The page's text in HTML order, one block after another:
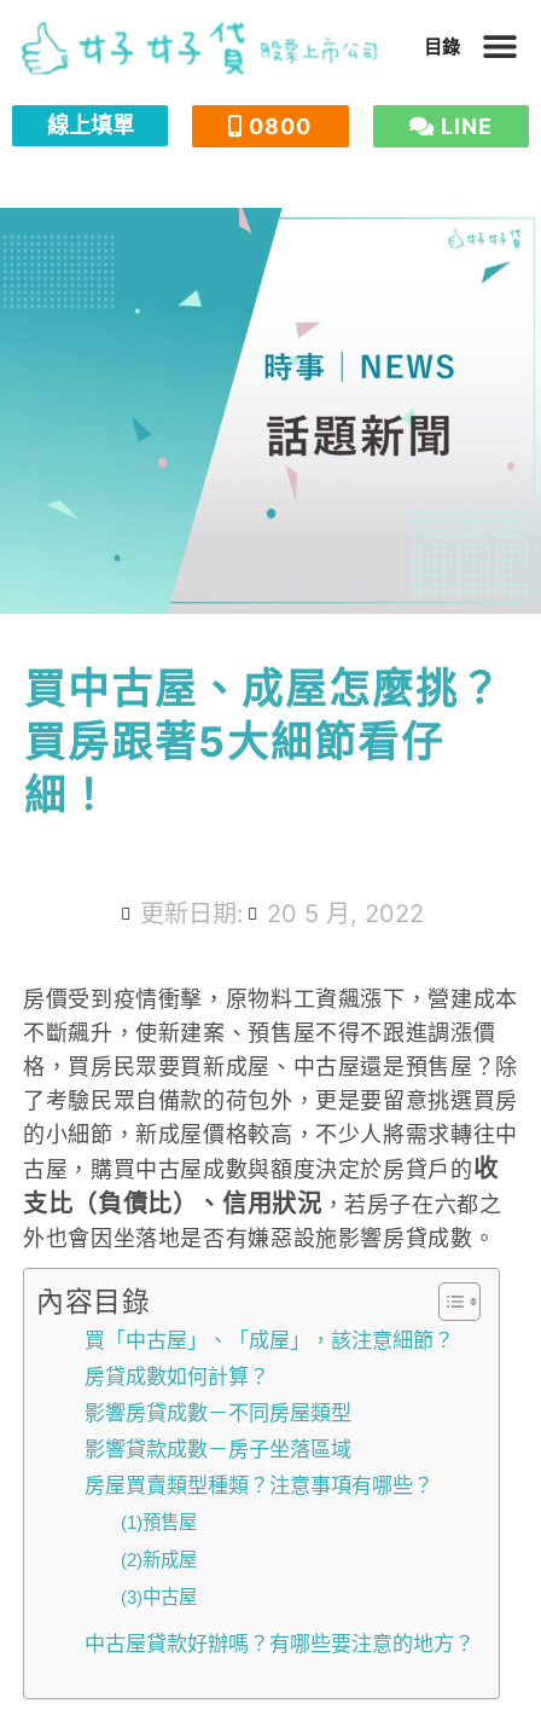
至
主
要
容
目錄
線上填單 0800 LINE
買中古屋、成屋怎麼挑？
買房跟著5大細節看仔
細！
更新日期: 20 5 月, 2022
房價受到疫情衝擊，原物料工資飆漲下，營建成本
不斷飆升，使新建案、預售屋不得不跟進調漲價
格，買房民眾要買新成屋、中古屋還是預售屋？除
了考驗民眾自備款的荷包外，更是要留意挑選買房
的小細節，新成屋價格較高，不少人將需求轉往中
古屋，購買中古屋成數與額度決定於房貸戶的收
支比（負債比）、信用狀況 ，若房子在六都之
外也會因坐落地是否有嫌惡設施影響房貸成數。
內容目錄
買「中古屋」、「成屋」，該注意細節？
房貸成數如何計算？
影響房貸成數－不同房屋類型
影響貸款成數－房子坐落區域
房屋買賣類型種類？注意事項有哪些？
(1)預售屋
(2)新成屋
(3)中古屋
中古屋貸款好辦嗎？有哪些要注意的地方？